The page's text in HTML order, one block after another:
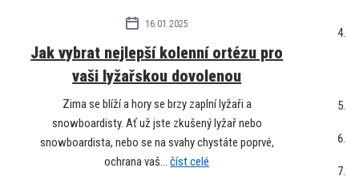
16.01.2025
Jak vybrat nejlepší kolenní ortézu pro
vaši lyžařskou dovolenou
Zima se blíží a hory se brzy zaplní lyžaři a
snowboardisty. Ať už jste zkušený lyžař nebo
snowboardista, nebo se na svahy chystáte poprvé,
ochrana vaš...číst celé